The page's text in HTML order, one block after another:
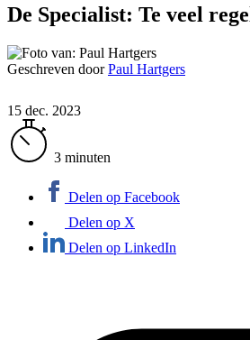
De Specialist: Te veel
Geschreven doorPaul Hartgers
15 dec. 2023
3 minuten
Delen op Facebook
Delen op X
Delen op LinkedIn